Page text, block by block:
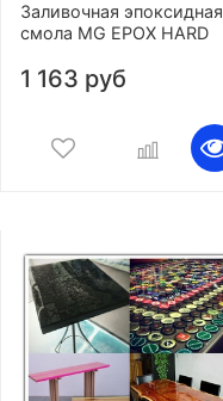
Заливочная эпоксидная
смола MG EPOX HARD
1 163 руб